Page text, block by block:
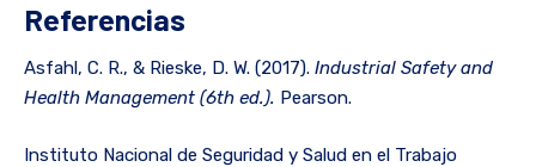
Referencias
Asfahl, C. R., & Rieske, D. W. (2017). Industrial Safety and
Health Management (6th ed.). Pearson.
Instituto Nacional de Seguridad y Salud en el Trabajo